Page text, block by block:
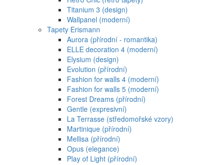
Titanium 3 (design)
Wallpanel (moderní)
Tapety Erismann
Aurora (přírodní - romantika)
ELLE decoration 4 (moderní)
Elysium (design)
Evolution (přírodní)
Fashion for walls 4 (moderní)
Fashion for walls 5 (moderní)
Forest Dreams (přírodní)
Gentle (expresivní)
La Terrasse (středomořské vzory)
Martinique (přírodní)
Mellisa (přírodní)
Opus (elegance)
Play of Light (přírodní)